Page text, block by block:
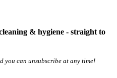
& hygiene - straight to
you can unsubscribe at any time!